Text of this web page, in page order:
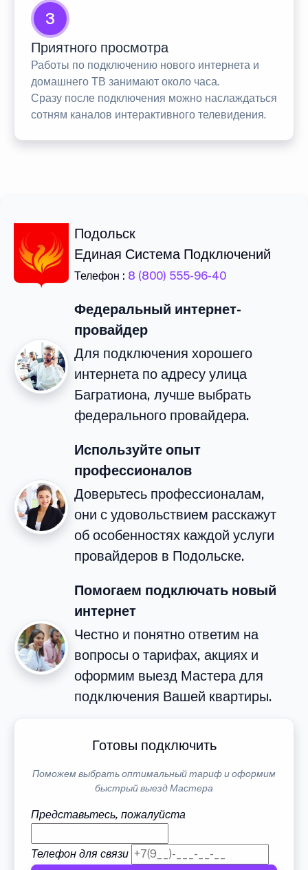
3
Приятного просмотра
Работы по подключению нового интернета и
домашнего ТВ занимают около часа.
Сразу после подключения можно наслаждаться
сотням каналов интерактивного телевидения.
Подольск
Единая Система Подключений
Телефон : 8 (800) 555-96-40
Федеральный интернет-
провайдер
Для подключения хорошего
интернета по адресу улица
Багратиона, лучше выбрать
федерального провайдера.
Используйте опыт
профессионалов
Доверьтесь профессионалам,
они с удовольствием расскажут
об особенностях каждой услуги
провайдеров в Подольске.
Помогаем подключать новый
интернет
Честно и понятно ответим на
вопросы о тарифах, акциях и
оформим выезд Мастера для
подключения Вашей квартиры.
Готовы подключить
Поможем выбрать оптимальный тариф и оформим
быстрый выезд Мастера
Представьтесь, пожалуйста
Телефон для связи